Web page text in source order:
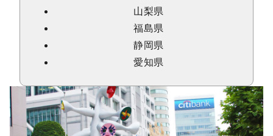
山梨県
福島県
静岡県
愛知県